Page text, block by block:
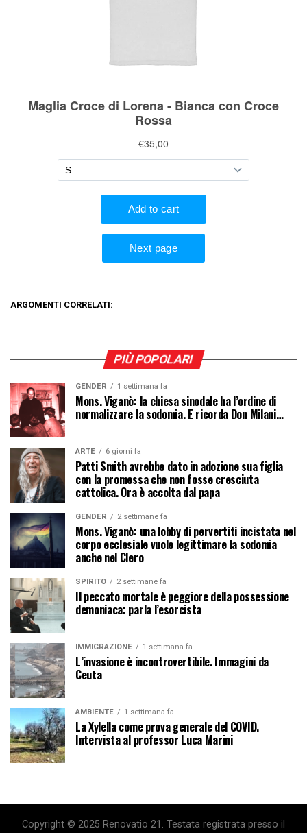
ARGOMENTI CORRELATI:
PIÙ POPOLARI
GENDER 1 settimana fa
Mons. Viganò: la chiesa sinodale ha l’ordine di
normalizzare la sodomia. E ricorda Don Milani…
ARTE 6 giorni fa
Patti Smith avrebbe dato in adozione sua figlia
con la promessa che non fosse cresciuta
cattolica. Ora è accolta dal papa
GENDER 2 settimane fa
Mons. Viganò: una lobby di pervertiti incistata nel
corpo ecclesiale vuole legittimare la sodomia
anche nel Clero
SPIRITO 2 settimane fa
Il peccato mortale è peggiore della possessione
demoniaca: parla l’esorcista
IMMIGRAZIONE 1 settimana fa
L’invasione è incontrovertibile. Immagini da
Ceuta
AMBIENTE 1 settimana fa
La Xylella come prova generale del COVID.
Intervista al professor Luca Marini
Copyright © 2025 Renovatio 21. Testata registrata presso il